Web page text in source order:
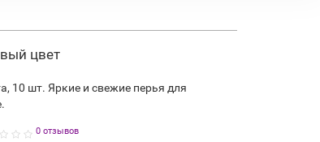
цвет
10 шт. Яркие и свежие перья для
0 отзывов